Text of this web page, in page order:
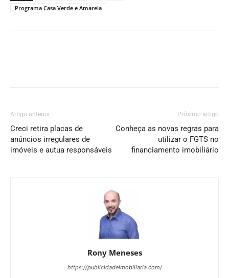
Programa Casa Verde e Amarela
Artigo anterior
Creci retira placas de
anúncios irregulares de
imóveis e autua responsáveis
Próximo artigo
Conheça as novas regras para
utilizar o FGTS no
financiamento imobiliário
Rony Meneses
https://publicidadeimobiliaria.com/